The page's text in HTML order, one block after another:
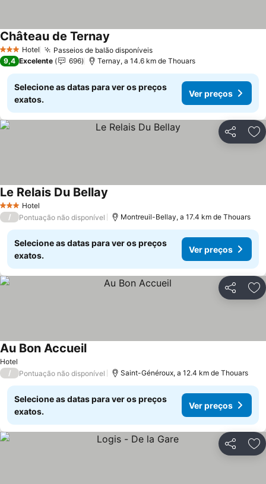
3 EstrelasHotel Passeios de balão disponíveisVer preços
Château de Ternay
9,4 Excelente 696 Ternay, a 14.6 km de Thouars
Selecione as datas para ver os preços
exatos.
Ver preços
Partilhar
3 EstrelasHotel
Le Relais Du Bellay
/ Pontuação não disponível Montreuil-Bellay, a 17.4 km de Thouars
Selecione as datas para ver os preços
exatos.
Ver preços
Partilhar
Hotel
Au Bon AccueilVer preços
/ Pontuação não disponível Saint-Généroux, a 12.4 km de Thouars
Selecione as datas para ver os preços
exatos.
Ver preços
Partilhar